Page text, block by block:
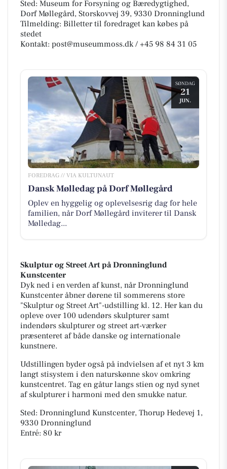
Sted: Museum for Forsyning og Bæredygtighed,
Dorf Møllegård, Storskovvej 39, 9330 Dronninglund
Tilmelding: Billetter til foredraget kan købes på
stedet
Kontakt: post@museummoss.dk / +45 98 84 31 05
SØNDAG
21
JUN.
FOREDRAG // VIA KULTUNAUT
Dansk Mølledag på Dorf Møllegård
Oplev en hyggelig og oplevelsesrig dag for hele
familien, når Dorf Møllegård inviterer til Dansk
Mølledag...
Skulptur og Street Art på Dronninglund
Kunstcenter
Dyk ned i en verden af kunst, når Dronninglund
Kunstcenter åbner dørene til sommerens store
"Skulptur og Street Art"-udstilling kl. 12. Her kan du
opleve over 100 udendørs skulpturer samt
indendørs skulpturer og street art-værker
præsenteret af både danske og internationale
kunstnere.
Udstillingen byder også på indvielsen af et nyt 3 km
langt stisystem i den naturskønne skov omkring
kunstcentret. Tag en gåtur langs stien og nyd synet
af skulpturer i harmoni med den smukke natur.
Sted: Dronninglund Kunstcenter, Thorup Hedevej 1,
9330 Dronninglund
Entré: 80 kr